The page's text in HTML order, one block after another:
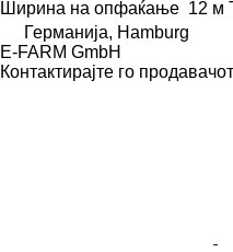
Ширина на опфаќање 12 м
Германија, Hamburg
E-FARM GmbH
Контактирајте го продавачот